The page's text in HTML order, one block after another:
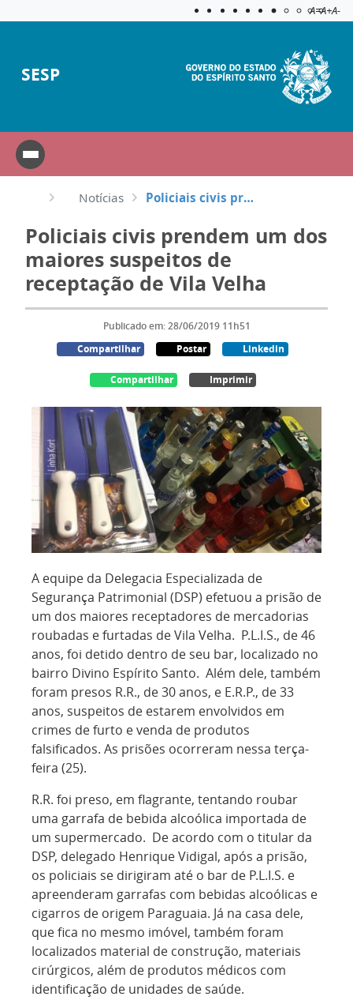
Aplicar
A=A+A-
SESP
Notícias Policiais civis prendem um dos maiores suspeitos de receptação de Vila Velha
Policiais civis prendem um dos
maiores suspeitos de
receptação de Vila Velha
Publicado em: 28/06/2019 11h51
Compartilhar
Postar Linkedin
Compartilhar Imprimir
A equipe da Delegacia Especializada de
Segurança Patrimonial (DSP) efetuou a prisão de
um dos maiores receptadores de mercadorias
roubadas efurtadas de Vila Velha. P.L.I.S., de 46
anos, foi detido dentro de seu bar, localizado no
bairro Divino Espírito Santo. Além dele, também
foram presos R.R., de 30 anos, e E.R.P., de 33
anos, suspeitos de estarem envolvidos em
crimes de furto e venda de produtos
falsificados. As prisões ocorreram nessa terça-
feira (25).
R.R. foi preso, em flagrante, tentando roubar
uma garrafa de bebida alcoólica importada de
um supermercado. De acordo com o titular da
DSP, delegado Henrique Vidigal, após a prisão,
os policiais se dirigiram até o bar de P.L.I.S. e
apreenderam garrafas com bebidas alcoólicas e
cigarros de origem Paraguaia. Já na casa dele,
que fica no mesmo imóvel, também foram
localizados material de construção, materiais
cirúrgicos, além de produtos médicos com
identificação de unidades de saúde.